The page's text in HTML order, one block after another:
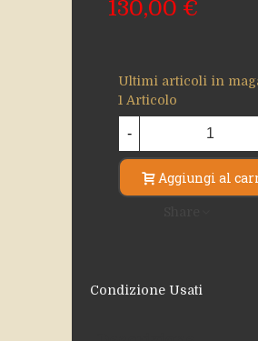
130,00 €
Ultimi articoli in
1 Articolo
-
Aggiungi al
Condizione Usati